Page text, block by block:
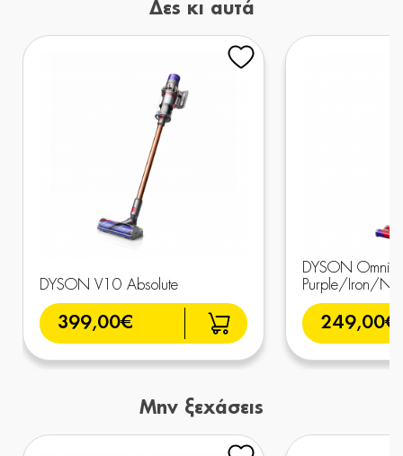
Δες κι αυτά
DYSON V10 Absolute
399,00€
DYSON Omni-
Purple/Iron/
249,00€
Μην ξεχάσεις